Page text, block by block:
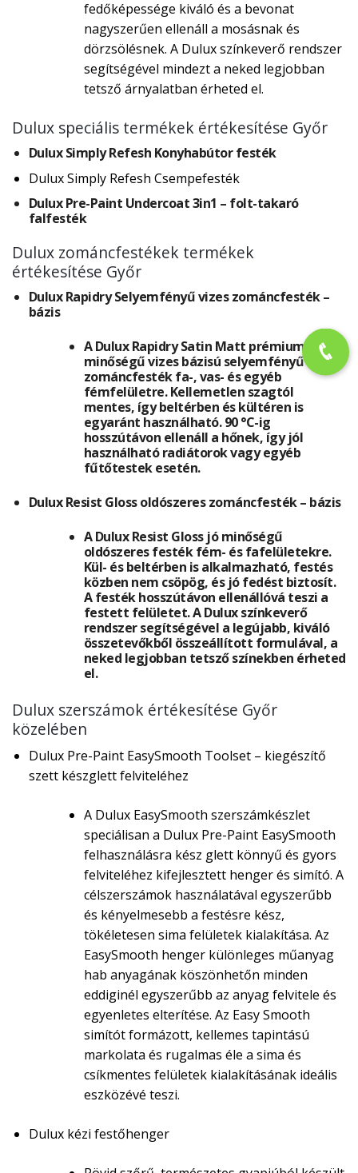
fedőképessége kiváló és a bevonat
nagyszerűen ellenáll a mosásnak és
dörzsölésnek. A Dulux színkeverő rendszer
segítségével mindezt a neked legjobban
tetsző árnyalatban érheted el.
Dulux speciális termékek értékesítése Győr
Dulux Simply Refesh Konyhabútor festék
Dulux Simply Refesh Csempefesték
Dulux Pre-Paint Undercoat 3in1 – folt-takaró
falfesték
Dulux zománcfestékek termékek
értékesítése Győr
Dulux Rapidry Selyemfényű vizes zománcfesték –
bázis
A Dulux Rapidry Satin Matt prémium
minőségű vizes bázisú selyemfényű
zománcfesték fa-, vas- és egyéb
fémfelületre. Kellemetlen szagtól
mentes, így beltérben és kültéren is
egyaránt használható. 90 °C-ig
hosszútávon ellenáll a hőnek, így jól
használható radiátorok vagy egyéb
fűtőtestek esetén.
Dulux Resist Gloss oldószeres zománcfesték – bázis
A Dulux Resist Gloss jó minőségű
oldószeres festék fém- és fafelületekre.
Kül- és beltérben is alkalmazható, festés
közben nem csöpög, és jó fedést biztosít.
A festék hosszútávon ellenállóvá teszi a
festett felületet. A Dulux színkeverő
rendszer segítségével a legújabb, kiváló
összetevőkből összeállított formulával, a
neked legjobban tetsző színekben érheted
el.
Dulux szerszámok értékesítése Győr
közelében
Dulux Pre-Paint EasySmooth Toolset – kiegészítő
szett készglett felviteléhez
A Dulux EasySmooth szerszámkészlet
speciálisan a Dulux Pre-Paint EasySmooth
felhasználásra kész glett könnyű és gyors
felviteléhez kifejlesztett henger és simító. A
célszerszámok használatával egyszerűbb
és kényelmesebb a festésre kész,
tökéletesen sima felületek kialakítása. Az
EasySmooth henger különleges műanyag
hab anyagának köszönhetőn minden
eddiginél egyszerűbb az anyag felvitele és
egyenletes elterítése. Az Easy Smooth
simítót formázott, kellemes tapintású
markolata és rugalmas éle a sima és
csíkmentes felületek kialakításának ideális
eszközévé teszi.
Dulux kézi festőhenger